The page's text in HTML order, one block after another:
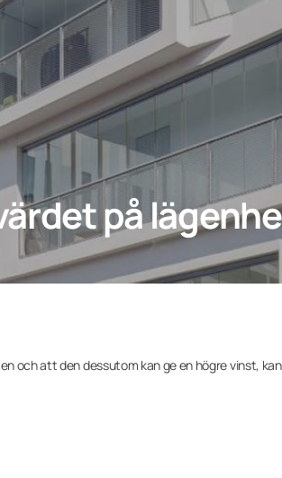
på
och att den dessutom kan ge en högre vinst,